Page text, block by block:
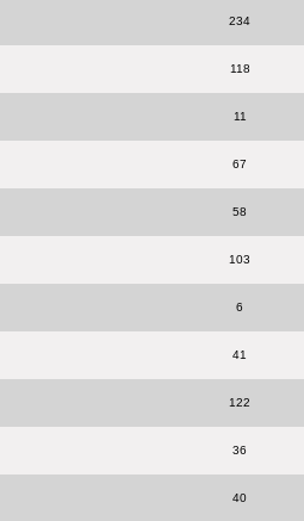
234
118
11
67
58
103
6
41
122
36
40